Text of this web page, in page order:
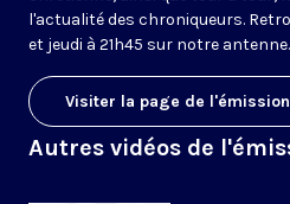
l'actualité des chroniqueurs.
et jeudi à 21h45 sur notre antenne.
Visiter la page de l'émission
Autres vidéos de